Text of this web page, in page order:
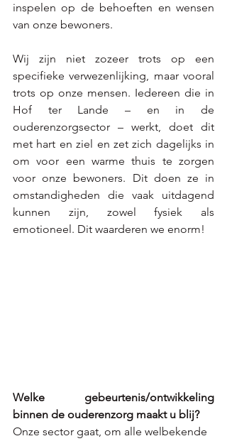
inspelen op de behoeften en wensen
van onze bewoners.
Wij zijn niet zozeer trots op een
specifieke verwezenlijking, maar vooral
trots op onze mensen. Iedereen die in
Hof ter Lande – en in de
ouderenzorgsector – werkt, doet dit
met hart en ziel en zet zich dagelijks in
om voor een warme thuis te zorgen
voor onze bewoners. Dit doen ze in
omstandigheden die vaak uitdagend
kunnen zijn, zowel fysiek als
emotioneel. Dit waarderen we enorm!
Welke gebeurtenis/ontwikkeling
binnen de ouderenzorg maakt u blij?
Onze sector gaat, om alle welbekende